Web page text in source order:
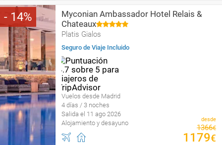
14
Myconian Ambassador Hotel Relais &
Chateaux
Platis Gialos
Seguro de Viaje Incluido
Vuelos desde Madrid
4 días / 3 noches
Salida el 11 ago 2026
Alojamiento y desayuno
desde
1366€
1179€